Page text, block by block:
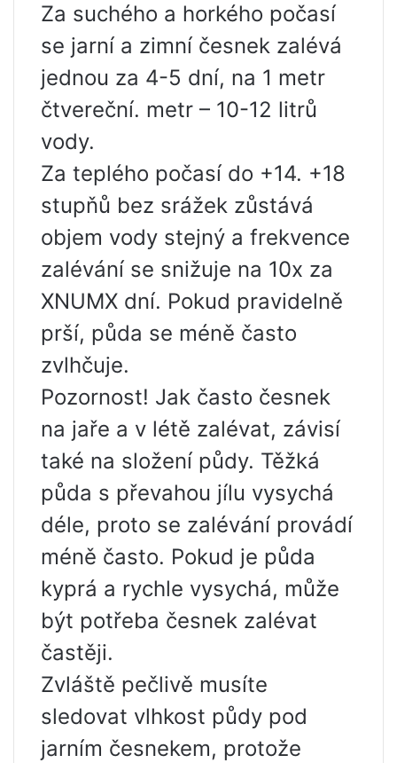
Za suchého a horkého počasí
se jarní a zimní česnek zalévá
jednou za 4-5 dní, na 1 metr
čtvereční. metr – 10-12 litrů
vody.
Za teplého počasí do +14. +18
stupňů bez srážek zůstává
objem vody stejný a frekvence
zalévání se snižuje na 10x za
XNUMX dní. Pokud pravidelně
prší, půda se méně často
zvlhčuje.
Pozornost! Jak často česnek
na jaře a v létě zalévat, závisí
také na složení půdy. Těžká
půda s převahou jílu vysychá
déle, proto se zalévání provádí
méně často. Pokud je půda
kyprá a rychle vysychá, může
být potřeba česnek zalévat
častěji.
Zvláště pečlivě musíte
sledovat vlhkost půdy pod
jarním česnekem, protože